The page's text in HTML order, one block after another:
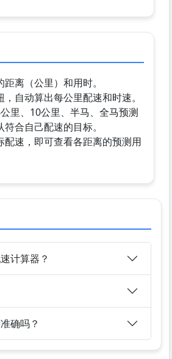
离（公里）和用时。
，自动算出每公里配速和时速。
里、10公里、半马、全马预测
合自己配速的目标。
配速，即可查看各距离的预测用
计算器？
确吗？